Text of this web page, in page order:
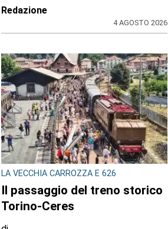
Redazione
4 AGOSTO 2026
LA VECCHIA CARROZZA E 626
Il passaggio del treno storico
Torino-Ceres